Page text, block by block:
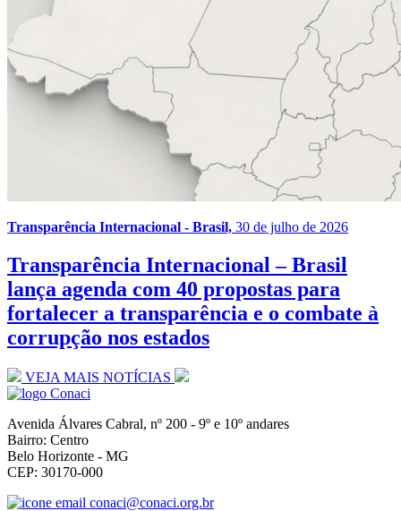
Transparência Internacional - Brasil, 30 de julho de 2026
Transparência Internacional – Brasil
lança agenda com 40 propostas para
fortalecer a transparência e o combate à
corrupção nos estados
VEJA MAIS NOTÍCIAS
Avenida Álvares Cabral, nº 200 - 9º e 10º andares
Bairro: Centro
Belo Horizonte - MG
CEP: 30170-000
conaci@conaci.org.br